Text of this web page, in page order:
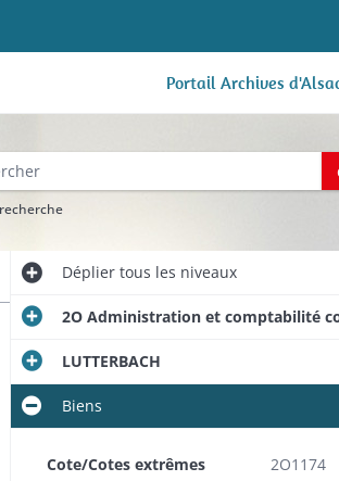
Portail Archives
Dépliertous les niveaux
2O Administration et comptabilité
LUTTERBACH
Biens
Cote/Cotes extrêmes
2O1174